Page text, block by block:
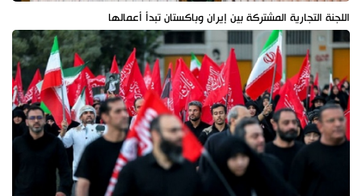
اللجنة التجارية المشتركة بين إيران وباكستان تبدأ أعمالها